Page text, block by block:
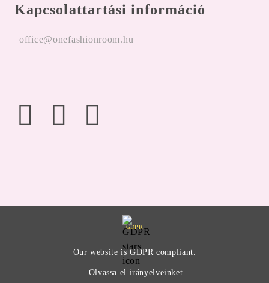
Kapcsolattartási információ
office@onefashionroom.hu
GDPR
Our website is GDPR compliant.
Olvassa el irányelveinket